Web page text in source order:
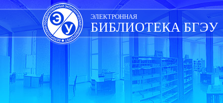
Skip
navigation
ЭЛЕКТРОННАЯ
БИБЛИОТЕКА БГЭУ